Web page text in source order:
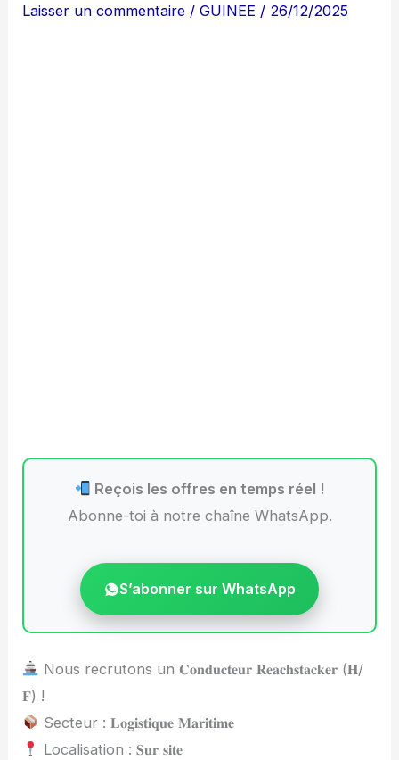
Laisser un commentaire /GUINEE / 26/12/2025
Reçois les offres en temps réel !
Abonne-toi à notre chaîne WhatsApp.
S’abonner sur WhatsApp
Nous recrutons un 𝐂𝐨𝐧𝐝𝐮𝐜𝐭𝐞𝐮𝐫 𝐑𝐞𝐚𝐜𝐡𝐬𝐭𝐚𝐜𝐤𝐞𝐫 (𝐇/
𝐅) !
Secteur : 𝐋𝐨𝐠𝐢𝐬𝐭𝐢𝐪𝐮𝐞 𝐌𝐚𝐫𝐢𝐭𝐢𝐦𝐞
Localisation : 𝐒𝐮𝐫 𝐬𝐢𝐭𝐞